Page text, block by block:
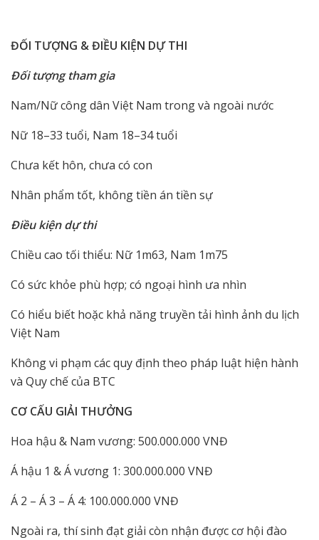
ĐỐI TƯỢNG & ĐIỀU KIỆN DỰ THI
Đối tượng tham gia
Nam/Nữ công dân Việt Nam trong và ngoài nước
Nữ 18–33 tuổi, Nam 18–34 tuổi
Chưa kết hôn, chưa có con
Nhân phẩm tốt, không tiền án tiền sự
Điều kiện dự thi
Chiều cao tối thiểu: Nữ 1m63, Nam 1m75
Có sức khỏe phù hợp; có ngoại hình ưa nhìn
Có hiểu biết hoặc khả năng truyền tải hình ảnh du lịch
Việt Nam
Không vi phạm các quy định theo pháp luật hiện hành
và Quy chế của BTC
CƠ CẤU GIẢI THƯỞNG
Hoa hậu & Nam vương: 500.000.000 VNĐ
Á hậu 1 & Á vương 1: 300.000.000 VNĐ
Á 2 – Á 3 – Á 4: 100.000.000 VNĐ
Ngoài ra, thí sinh đạt giải còn nhận được cơ hội đào